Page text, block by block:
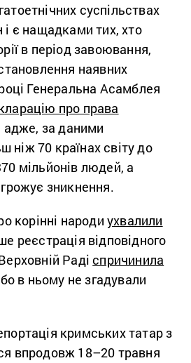
суспільствах
і є нащадками тих, хто
в період завоювання,
наявних
Генеральна Асамблея
про права
адже, за даними
ніж 70 країнах світу до
мільйонів людей, а
зникнення.
корінні народи ухвалили
реєстрація відповідного
Радіспричинила
в ньому не згадували
кримських татар з
впродовж 18–20 травня